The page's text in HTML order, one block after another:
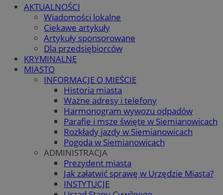
AKTUALNOŚCI
Wiadomości lokalne
Ciekawe artykuły
Artykuły sponsorowane
Dla przedsiębiorców
KRYMINALNE
MIASTO
INFORMACJE O MIEŚCIE
Historia miasta
Ważne adresy i telefony
Harmonogram wywozu odpadów
Parafie i msze święte w Siemianowicach
Rozkłady jazdy w Siemianowicach
Pogoda w Siemianowicach
ADMINISTRACJA
Prezydent miasta
Jak załatwić sprawę w Urzędzie Miasta?
INSTYTUCJE